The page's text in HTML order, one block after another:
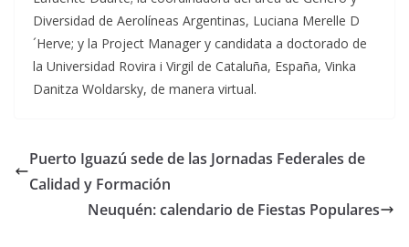
Diversidad de Aerolíneas Argentinas, Luciana Merelle D
´Herve; y la Project Manager y candidata a doctorado de
la Universidad Rovira i Virgil de Cataluña, España, Vinka
Danitza Woldarsky, de manera virtual.
Puerto Iguazú sede de las Jornadas Federales de
Calidad y Formación
Neuquén: calendario de Fiestas Populares